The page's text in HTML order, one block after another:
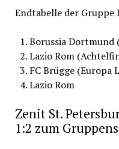
Endtabelle der Gruppe
Borussia Dortmund
Lazio Rom
FC Brügge (Europa
Lazio Rom
Zenit St.
1:2 zum